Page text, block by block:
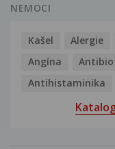
NEMOCI
Kašel Alergie
Angína
Antihistaminika